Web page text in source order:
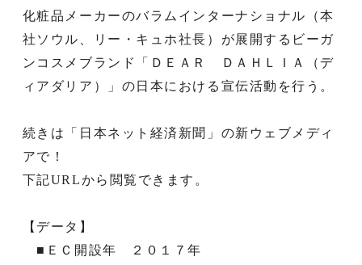
化粧品メーカーのバラムインターナショナル（本
社ソウル、リー・キュホ社長）が展開するビーガ
ンコスメブランド「ＤＥＡＲ ＤＡＨＬＩＡ（デ
ィアダリア）」の日本における宣伝活動を行う。
続きは「日本ネット経済新聞」の新ウェブメディ
アで！
下記URLから閲覧できます。
【データ】
■ＥＣ開設年 ２０１７年